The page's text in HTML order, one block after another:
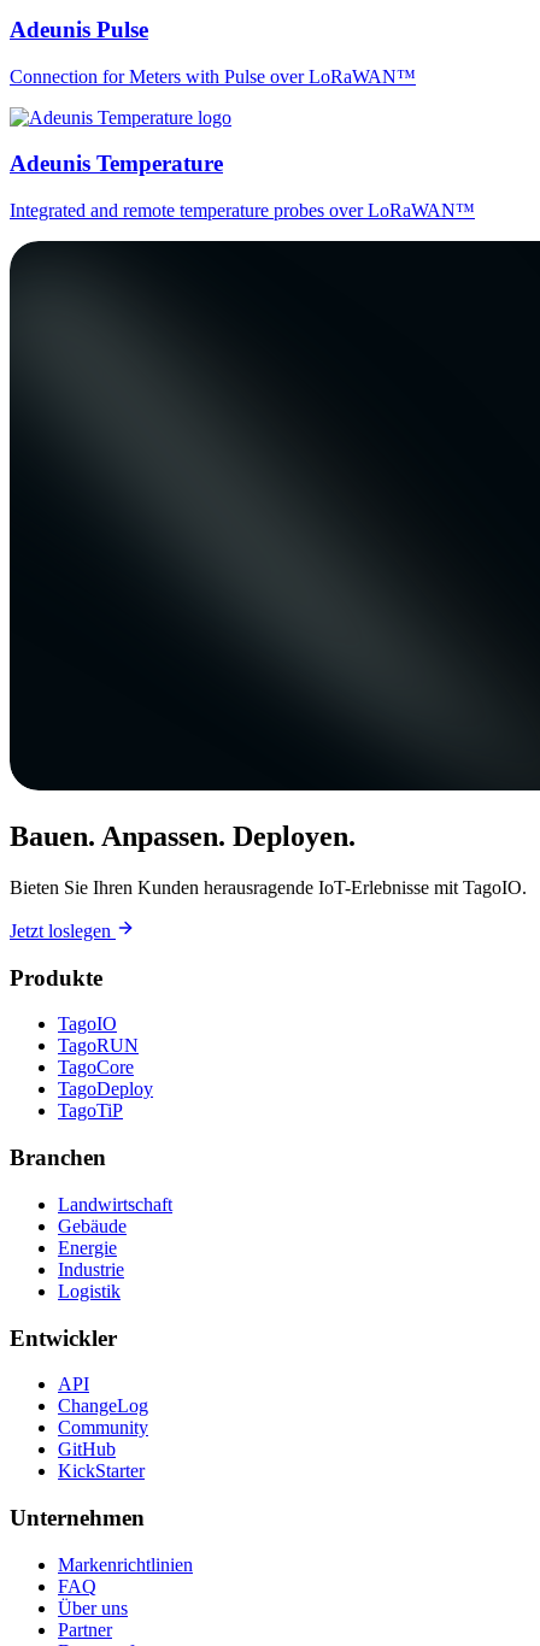
Adeunis Pulse
Connection for Meters with Pulse over LoRaWAN™
Adeunis Temperature
Integrated and remote temperature probes over LoRaWAN™
Bauen. Anpassen. Deployen.
Bieten Sie Ihren Kunden herausragende IoT-Erlebnisse mit TagoIO.
Jetzt loslegen
Produkte
TagoIO
TagoRUN
TagoCore
TagoDeploy
TagoTiP
Branchen
Landwirtschaft
Gebäude
Energie
Industrie
Logistik
Entwickler
API
ChangeLog
Community
GitHub
KickStarter
Unternehmen
Markenrichtlinien
FAQ
Über uns
Partner